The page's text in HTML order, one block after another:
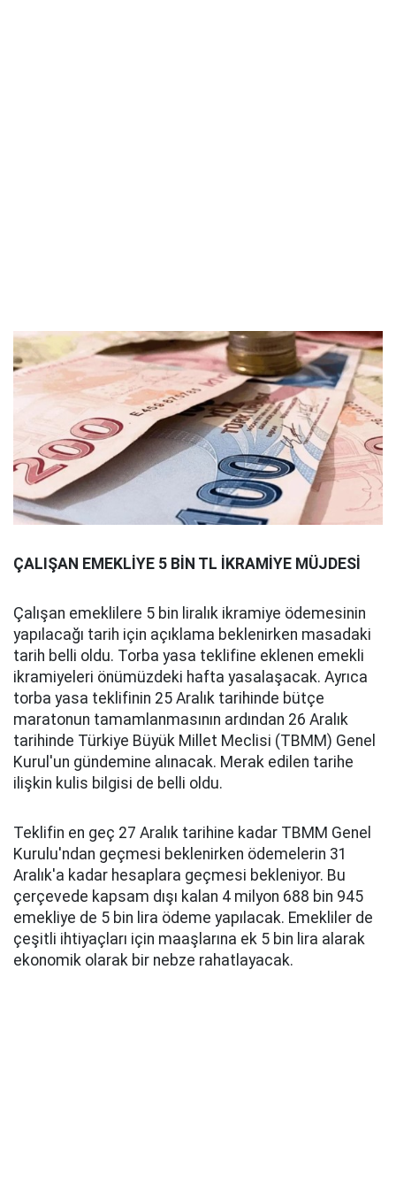
ÇALIŞAN EMEKLİYE 5 BİN TL İKRAMİYE MÜJDESİ
Çalışan emeklilere 5 bin liralık ikramiye ödemesinin
yapılacağı tarih için açıklama beklenirken masadaki
tarih belli oldu. Torba yasa teklifine eklenen emekli
ikramiyeleri önümüzdeki hafta yasalaşacak. Ayrıca
torba yasa teklifinin 25 Aralık tarihinde bütçe
maratonun tamamlanmasının ardından 26 Aralık
tarihinde Türkiye Büyük Millet Meclisi (TBMM) Genel
Kurul'un gündemine alınacak. Merak edilen tarihe
ilişkin kulis bilgisi de belli oldu.
Teklifin en geç 27 Aralık tarihine kadar TBMM Genel
Kurulu'ndan geçmesi beklenirken ödemelerin 31
Aralık'a kadar hesaplara geçmesi bekleniyor. Bu
çerçevede kapsam dışı kalan 4 milyon 688 bin 945
emekliye de 5 bin lira ödeme yapılacak. Emekliler de
çeşitli ihtiyaçları için maaşlarına ek 5 bin lira alarak
ekonomik olarak bir nebze rahatlayacak.